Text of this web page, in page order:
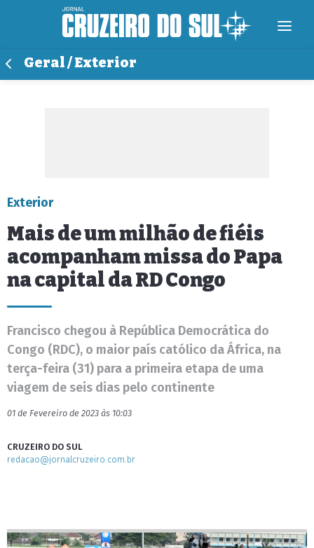
Geral / Exterior
Exterior
Mais de um milhão de fiéis
acompanham missa do Papa
na capital da RD Congo
Francisco chegou à República Democrática do
Congo (RDC), o maior país católico da África, na
terça-feira (31) para a primeira etapa de uma
viagem de seis dias pelo continente
01 de Fevereiro de 2023 às 10:03
CRUZEIRO DO SUL
redacao@jornalcruzeiro.com.br